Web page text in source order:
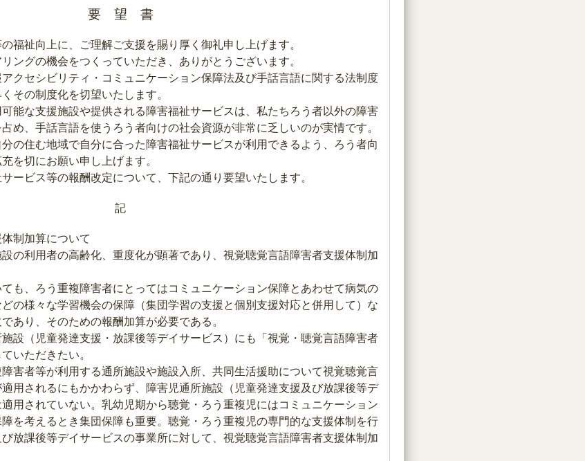
要 望 書
福祉向上に、ご理解ご支援を賜り厚く御礼申し上げます。
ングの機会をつくっていただき、ありがとうございます。
クセシビリティ・コミュニケーション保障法及び手話言語に関する法制度
その制度化を切望いたします。
能な支援施設や提供される障害福祉サービスは、私たちろう者以外の障害
め、手話言語を使うろう者向けの社会資源が非常に乏しいのが実情です。
の住む地域で自分に合った障害福祉サービスが利用できるよう、ろう者向
を切にお願い申し上げます。
ービス等の報酬改定について、下記の通り要望いたします。
記
制加算について
の利用者の高齢化、重度化が顕著であり、視覚聴覚言語障害者支援体制加
も、ろう重複障害者にとってはコミュニケーション保障とあわせて病気の
の様々な学習機会の保障（集団学習の支援と個別支援対応と併用して）な
あり、そのための報酬加算が必要である。
設（児童発達支援・放課後等デイサービス）にも「視覚・聴覚言語障害者
いただきたい。
害者等が利用する通所施設や施設入所、共同生活援助について視覚聴覚言
用されるにもかかわらず、障害児通所施設（児童発達支援及び放課後等デ
用されていない。乳幼児期から聴覚・ろう重複児にはコミュニケーション
を考えるとき集団保障も重要。聴覚・ろう重複児の専門的な支援体制を行
放課後等デイサービスの事業所に対して、視覚聴覚言語障害者支援体制加